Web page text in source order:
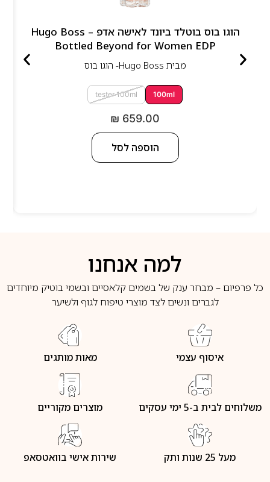
הוגו בוס בוטלד ביונד לאישה אדפ – Hugo Boss
Bottled Beyond for Women EDP
מבית Hugo Boss- הוגו בוס
100ml
tester 100ml
₪ 659.00
הוספה לסל
למה אנחנו
כל פרפיום – מבחר ענק של בשמים קלאסיים ובשמי בוטיק מיוחדים
לגברים ונשים לצד מוצרי טיפוח לגוף ולשיער
איסוף עצמי מאות מותגים
משלוחים לבית ב-5 ימי עסקים מוצרים מקוריים
מעל 25 שנות ותק שירות אישי בוואטסאפ